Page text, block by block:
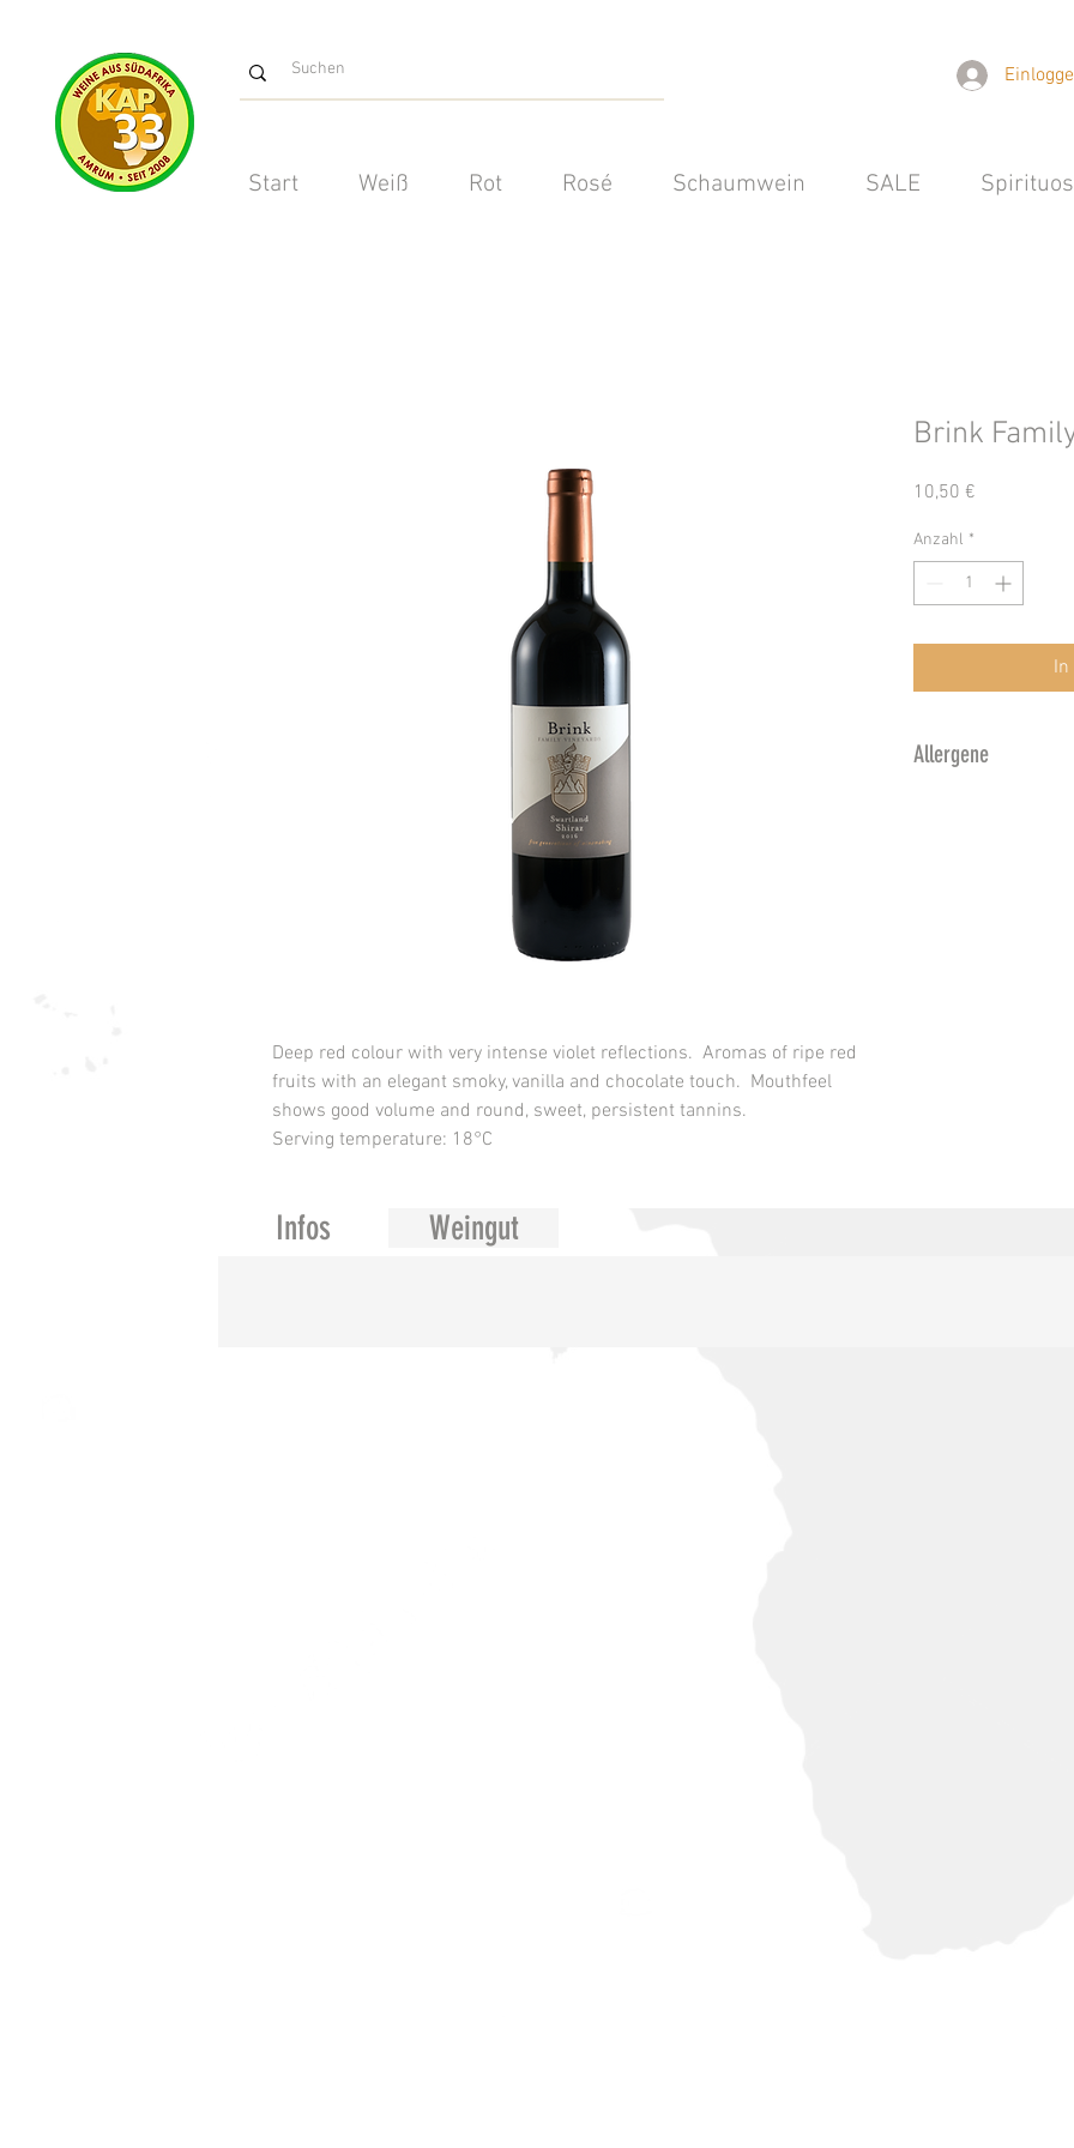
Start Weiß Rot Rosé Schaumwein SALE
Deep red colour with very intense violet reflections. Aromas of ripe red
fruits with an elegant smoky, vanilla and chocolate touch. Mouthfeel
shows good volume and round, sweet, persistent tannins.
Serving temperature: 18°C
Brink
10,50 €
Anzahl *
In
Allergene
Infos Weingut